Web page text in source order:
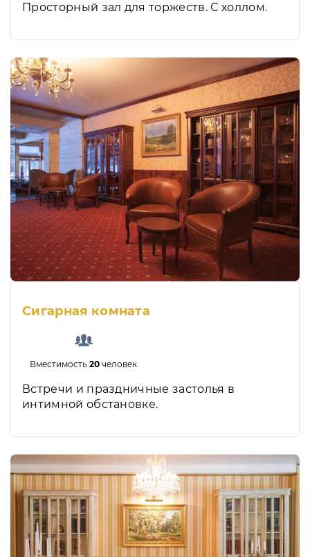
Просторный зал для торжеств. С холлом.
Сигарная комната
Вместимость20 человек
Встречи и праздничные застолья в
интимной обстановке.